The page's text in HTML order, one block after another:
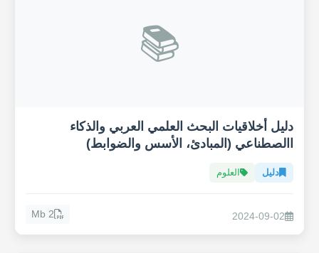
📚
دليل أخلاقيات البحث العلمي العربي والذكاء
االصطناعي (المبادئ، الأسس والضوابط)
دليل العلوم
2024-09-02
2 Mb